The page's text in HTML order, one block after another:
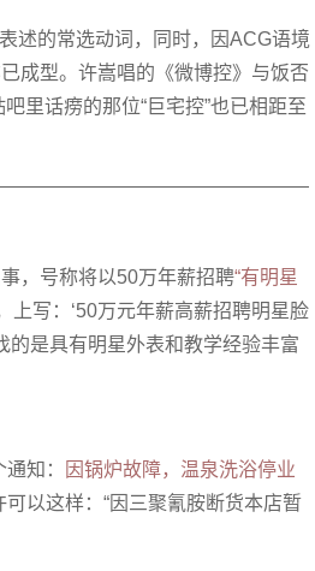
述的常选动词，同时，因ACG语境
成型。许嵩唱的《微博控》与饭否
里话痨的那位“巨宅控”也已相距至
，号称将以50万年薪招聘“有明星
上写：‘50万元年薪高薪招聘明星脸
是具有明星外表和教学经验丰富
知：
因锅炉故障，温泉洗浴停业
以这样：“因三聚氰胺断货本店暂